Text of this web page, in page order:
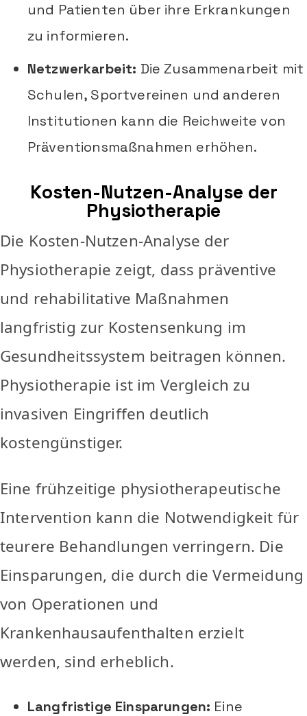
und Patienten über ihre Erkrankungen
zu informieren.
Netzwerkarbeit: Die Zusammenarbeit mit
Schulen, Sportvereinen und anderen
Institutionen kann die Reichweite von
Präventionsmaßnahmen erhöhen.
Kosten-Nutzen-Analyse der
Physiotherapie
Die Kosten-Nutzen-Analyse der
Physiotherapie zeigt, dass präventive
und rehabilitative Maßnahmen
langfristig zur Kostensenkung im
Gesundheitssystem beitragen können.
Physiotherapie ist im Vergleich zu
invasiven Eingriffen deutlich
kostengünstiger.
Eine frühzeitige physiotherapeutische
Intervention kann die Notwendigkeit für
teurere Behandlungen verringern. Die
Einsparungen, die durch die Vermeidung
von Operationen und
Krankenhausaufenthalten erzielt
werden, sind erheblich.
Langfristige Einsparungen: Eine